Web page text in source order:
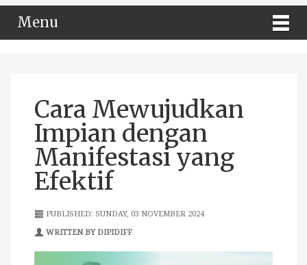
Menu
Cara Mewujudkan
Impian dengan
Manifestasi yang
Efektif
PUBLISHED: SUNDAY, 03 NOVEMBER 2024
WRITTEN BY DIPIDIFF